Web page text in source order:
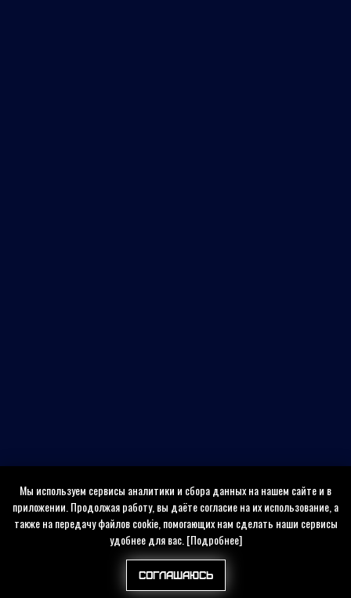
Мы используем сервисы аналитики и сбора данных на нашем сайте и в
приложении. Продолжая работу, вы даёте согласие на их использование, а
также на передачу файлов cookie, помогающих нам сделать наши сервисы
удобнее для вас.[Подробнее]
Соглашаюсь